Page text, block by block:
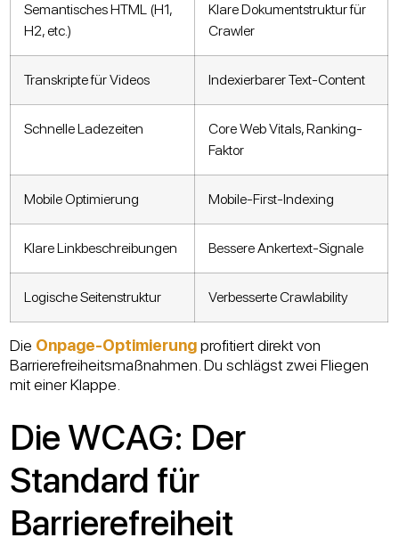
Semantisches HTML (H1,
H2, etc.)
Klare Dokumentstruktur für
Crawler
Transkripte für Videos Indexierbarer Text-Content
Schnelle Ladezeiten
Core Web Vitals, Ranking-
Faktor
Mobile Optimierung Mobile-First-Indexing
Klare Linkbeschreibungen Bessere Ankertext-Signale
Logische Seitenstruktur Verbesserte Crawlability
Die Onpage-Optimierungprofitiert direkt von
Barrierefreiheitsmaßnahmen. Du schlägst zwei Fliegen
mit einer Klappe.
Die WCAG: Der
Standard für
Barrierefreiheit